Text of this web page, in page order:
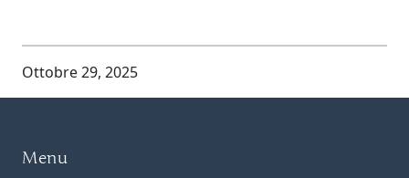
Ottobre 29, 2025
Menu